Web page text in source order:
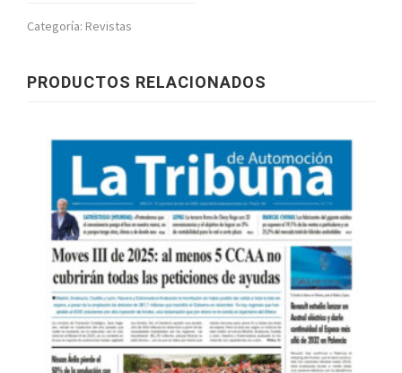
julio
cantidad
Categoría: Revistas
PRODUCTOS RELACIONADOS